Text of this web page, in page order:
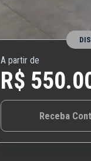
A partir de
R$
Receba